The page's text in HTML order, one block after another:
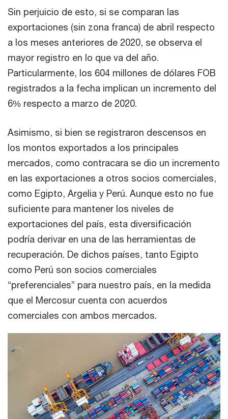
Sin perjuicio de esto, si se comparan las
exportaciones (sin zona franca) de abril respecto
a los meses anteriores de 2020, se observa el
mayor registro en lo que va del año.
Particularmente, los 604 millones de dólares FOB
registrados a la fecha implican un incremento del
6% respecto a marzo de 2020.
Asimismo, si bien se registraron descensos en
los montos exportados a los principales
mercados, como contracara se dio un incremento
en las exportaciones a otros socios comerciales,
como Egipto, Argelia y Perú. Aunque esto no fue
suficiente para mantener los niveles de
exportaciones del país, esta diversificación
podría derivar en una de las herramientas de
recuperación. De dichos países, tanto Egipto
como Perú son socios comerciales
“preferenciales” para nuestro país, en la medida
que el Mercosur cuenta con acuerdos
comerciales con ambos mercados.